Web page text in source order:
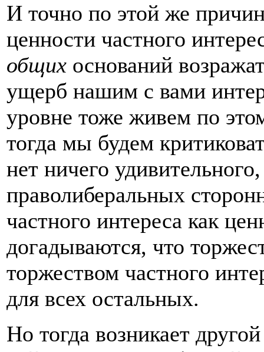
И точно по этой же
ценности частного
общих оснований
ущерб нашим с вами
уровне тоже живем по
тогда мы будем
нет ничего
праволиберальных
частного интереса как
догадываются, что
торжеством частного
для всех остальных.
Но тогда возникает